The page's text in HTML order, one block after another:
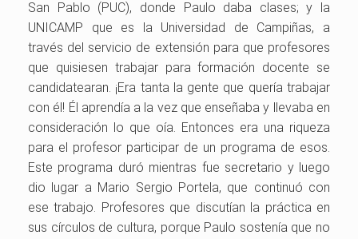
San Pablo (PUC), donde Paulo daba clases; y la
UNICAMP que es la Universidad de Campiñas, a
través del servicio de extensión para que profesores
que quisiesen trabajar para formación docente se
candidatearan. ¡Era tanta la gente que quería trabajar
con él! Él aprendía a la vez que enseñaba y llevaba en
consideración lo que oía. Entonces era una riqueza
para el profesor participar de un programa de esos.
Este programa duró mientras fue secretario y luego
dio lugar a Mario Sergio Portela, que continuó con
ese trabajo. Profesores que discutían la práctica en
sus círculos de cultura, porque Paulo sostenía que no